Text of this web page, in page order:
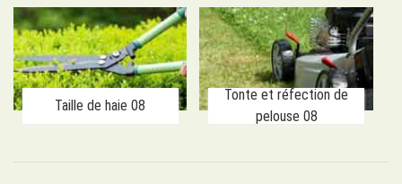
Taille de haie 08
Tonte et réfection de
pelouse 08